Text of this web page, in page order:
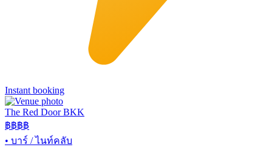
Instant booking
The Red Door BKK
฿฿฿฿
• บาร์ / ไนท์คลับ